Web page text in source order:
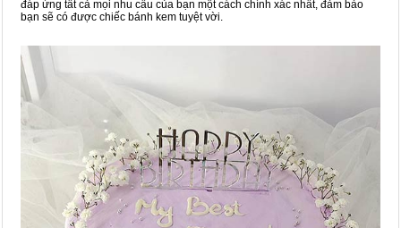
đáp ứng tất cả mọi nhu cầu của bạn một cách chính xác nhất, đảm bảo
bạn sẽ có được chiếc bánh kem tuyệt vời.